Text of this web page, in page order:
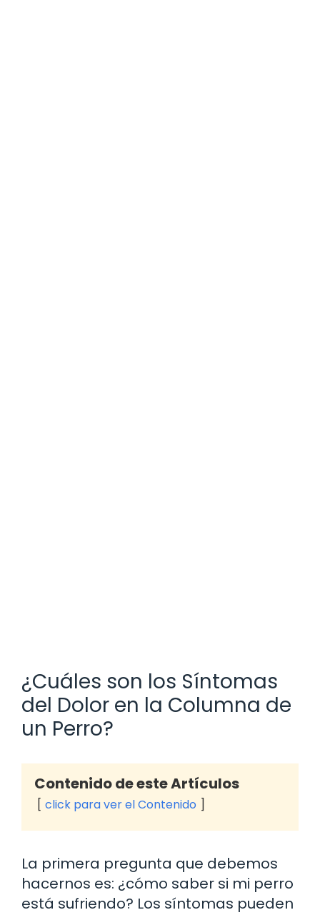
¿Cuáles son los Síntomas
del Dolor en la Columna de
un Perro?
Contenido de este Artículos
click para ver el Contenido
La primera pregunta que debemos
hacernos es: ¿cómo saber si mi perro
está sufriendo? Los síntomas pueden